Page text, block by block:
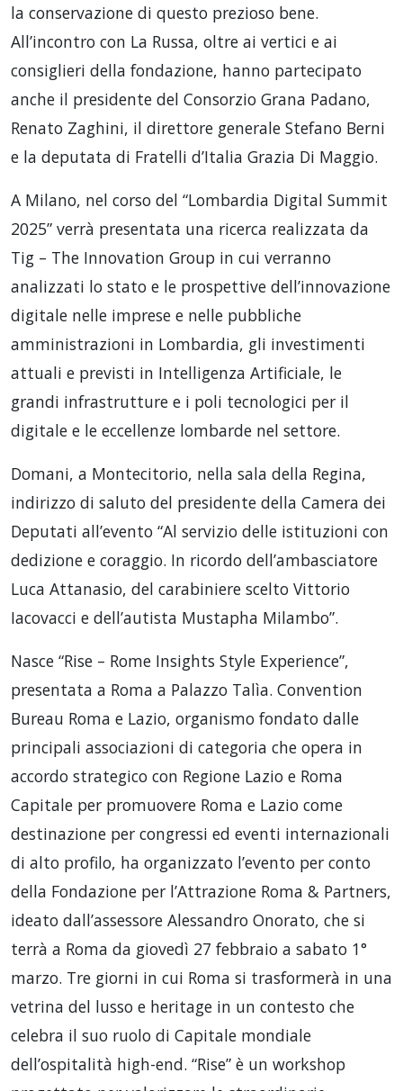
la conservazione di questo prezioso bene.
All’incontro con La Russa, oltre ai vertici e ai
consiglieri della fondazione, hanno partecipato
anche il presidente del Consorzio Grana Padano,
Renato Zaghini, il direttore generale Stefano Berni
e la deputata di Fratelli d’Italia Grazia Di Maggio.
A Milano, nel corso del “Lombardia Digital Summit
2025” verrà presentata una ricerca realizzata da
Tig – The Innovation Group in cui verranno
analizzati lo stato e le prospettive dell’innovazione
digitale nelle imprese e nelle pubbliche
amministrazioni in Lombardia, gli investimenti
attuali e previsti in Intelligenza Artificiale, le
grandi infrastrutture e i poli tecnologici per il
digitale e le eccellenze lombarde nel settore.
Domani, a Montecitorio, nella sala della Regina,
indirizzo di saluto del presidente della Camera dei
Deputati all’evento “Al servizio delle istituzioni con
dedizione e coraggio. In ricordo dell’ambasciatore
Luca Attanasio, del carabiniere scelto Vittorio
Iacovacci e dell’autista Mustapha Milambo”.
Nasce “Rise – Rome Insights Style Experience”,
presentata a Roma a Palazzo Talìa. Convention
Bureau Roma e Lazio, organismo fondato dalle
principali associazioni di categoria che opera in
accordo strategico con Regione Lazio e Roma
Capitale per promuovere Roma e Lazio come
destinazione per congressi ed eventi internazionali
di alto profilo, ha organizzato l’evento per conto
della Fondazione per l’Attrazione Roma & Partners,
ideato dall’assessore Alessandro Onorato, che si
terrà a Roma da giovedì 27 febbraio a sabato 1°
marzo. Tre giorni in cui Roma si trasformerà in una
vetrina del lusso e heritage in un contesto che
celebra il suo ruolo di Capitale mondiale
dell’ospitalità high-end. “Rise” è un workshop